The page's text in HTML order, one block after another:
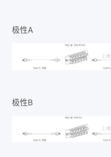
极性A
极性B